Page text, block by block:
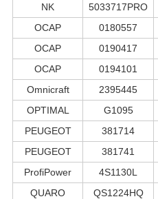
NK
5033717PRO
OCAP
0180557
OCAP
0190417
OCAP
0194101
Omnicraft
2395445
OPTIMAL
G1095
PEUGEOT
381714
PEUGEOT
381741
ProfiPower
4S1130L
QUARO
QS1224HQ